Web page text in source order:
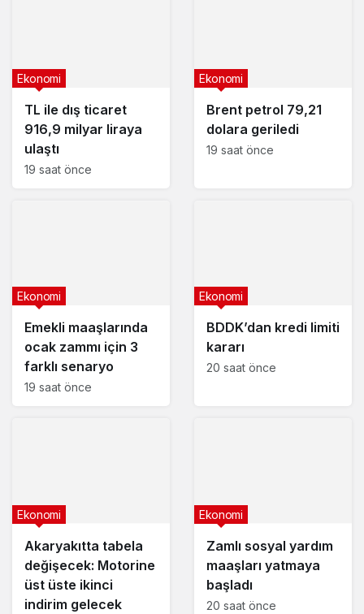
TL ile dış ticaret
916,9 milyar liraya
ulaştı
Ekonomi
19 saat önce
Brent petrol 79,21
dolara geriledi
Ekonomi
19 saat önce
Emekli maaşlarında
ocak zammı için 3
farklı senaryo
Ekonomi
19 saat önce
BDDK’dan kredi limiti
kararı
Ekonomi
20 saat önce
Akaryakıtta tabela
değişecek: Motorine
üst üste ikinci
indirim gelecek
Ekonomi
Zamlı sosyal yardım
maaşları yatmaya
başladı
Ekonomi
20 saat önce